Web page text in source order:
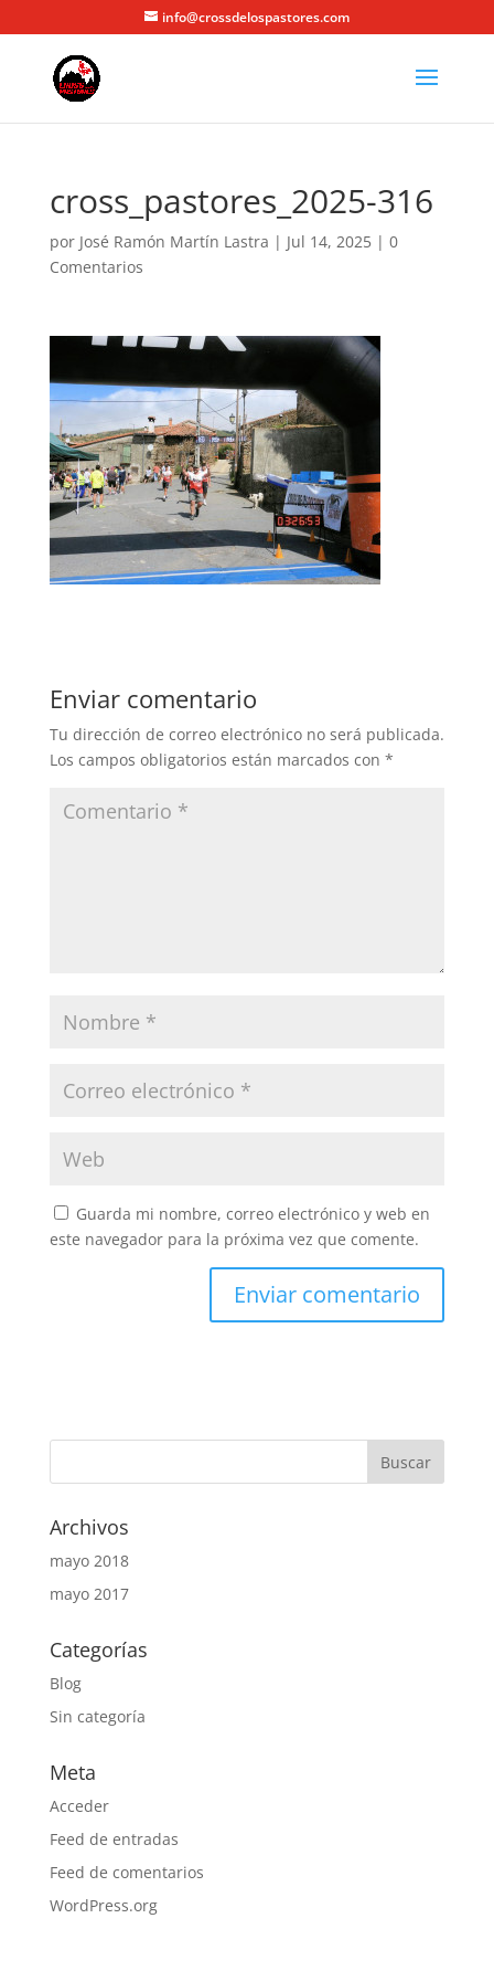
info@crossdelospastores.com
cross_pastores_2025-316
por José Ramón Martín Lastra | Jul 14, 2025| 0
Comentarios
Enviar comentario
Tu dirección de correo electrónico no será publicada.
Los campos obligatorios están marcados con *
Guarda mi nombre, correo electrónico y web en
este navegador para la próxima vez que comente.
Archivos
mayo 2018
mayo 2017
Categorías
Blog
Sin categoría
Meta
Acceder
Feed de entradas
Feed de comentarios
WordPress.org